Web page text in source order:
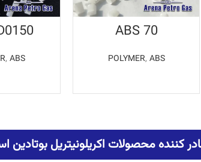
ABS 70
POLYMER, ABS
,ABS
کننده محصولات اکریلونیتریل بوتادین